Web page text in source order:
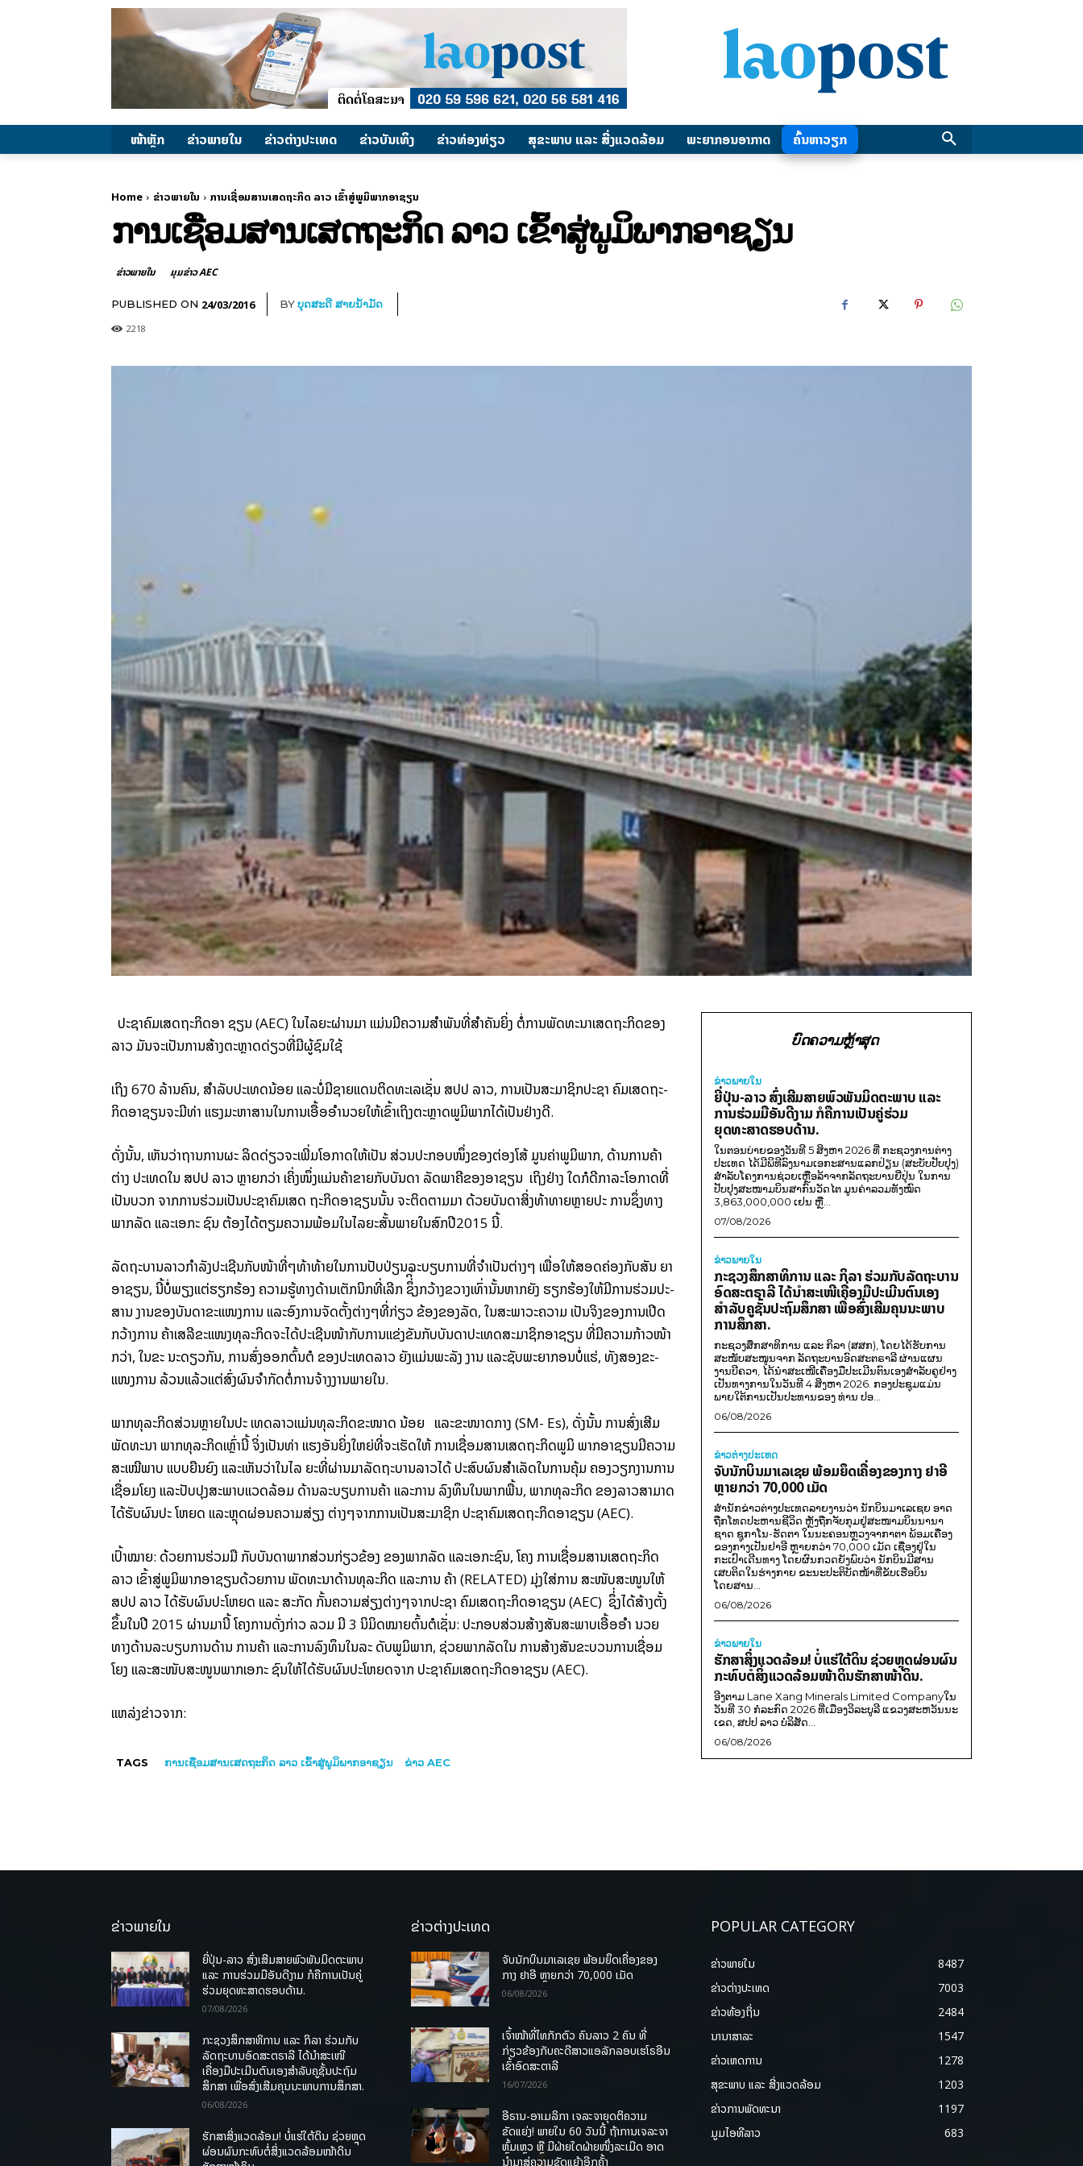
ໜ້າຫຼັກ ຂ່າວພາຍ​ໃນ ຂ່າວຕ່າງປະເທດ ​ຂ່າວບັນເທິງ ​ຂ່າວທ່ອງທ່ຽວ ສຸຂະພາບ ແລະ ສີ່ງແວດລ້ອມ ພະຍາກອນອາກາດ ຄົ້ນຫາວຽກ
Home ຂ່າວພາຍ​ໃນ ການເຊື່ອມສານເສດຖະກິດ ລາວ ເຂົ້າສູ່ພູມິພາກອາຊຽນ
ການເຊື່ອມສານເສດຖະກິດ ລາວ ເຂົ້າສູ່ພູມິພາກອາຊຽນ
ຂ່າວພາຍ​ໃນ ມຸມຂ່າວ AEC
PUBLISHED ON 24/03/2016 BYບຸດສະດີ ສາຍນ້ຳມັດ
2218
ປະ­ຊາ​ຄົມ​ເສດ­ຖະ­ກິດ​ອາ ຊຽນ (AEC) ໃນ​ໄລ­ຍະ​ຜ່ານ​ມາ ແມ່ນ​ມີ​ຄວາມ​ສຳ­ພັນ​ທີ່​ສຳ­ຄັນ​ຍິ່ງ ຕໍ່​ການ​ພັດ­ທະ­ນາ​ເສດ­ຖະ­ກິດ​ຂອງ
ລາວ ມັນ​ຈະ​ເປັນ​ການ​ສ້າງ​ຕະຫຼາດ​ດ່ຽວ​ທີ່​ມີ​ຜູ້​ຊົມ­ໃຊ້​
ເຖິງ 670 ລ້ານ​ຄົນ, ສຳ­ລັບ​ປະ­ເທດ​ນ້ອຍ ແລະບໍ່​ມີ​ຊາຍ​ແດນ​ຕິດ​ທະ­ເລ​ເຊັ່ນ ສປປ ລາວ, ການ​ເປັນ​ສະ­ມາ­ຊິກ​ປະ­ຊາ ຄົມ​ເສດ­ຖະ­
ກິດ​ອາ​ຊຽນ​ຈະ​ມີ​ທ່າ ແຮງ​ມະ­ຫາ­ສານ​ໃນ​ການ​ເອື້ອ​ອຳ­ນວຍ​ໃຫ້​ເຂົ້າ​ເຖິງ​ຕະ­ຫຼາດ​ພູ­ມິ​ພາກ​ໄດ້​ເປັນ​ຢ່າງ​ດີ.
ດັ່ງ­ນັ້ນ, ເຫັນ​ວ່າ​ຖານ​ການ​ຜະ ລິດ​ດ່ຽວ​ຈະ​ເພີ່ມ​ໂອ­ກາດ​ໃຫ້​ເປັນ ສ່ວນ​ປະ­ກອບ​ໜຶ່ງ​ຂອງ​ຕ່ອງ​ໂສ້ ມູນ​ຄ່າ​ພູ­ມິ​ພາກ, ດ້ານ​ການ​ຄ້າ​
ຕ່າງ ປະ­ເທດ​ໃນ ສປປ ລາວ ຫຼາຍ​ກວ່າ ເຄິ່ງ​ໜຶ່ງ​ແມ່ນ​ຄ້າ­ຂາຍ​ກັບ​ບັນ­ດາ ລັດ​ພາ­ຄີ​ຂອງ​ອາ​ຊຽນ ເຖິງ​ຢ່າງ ໃດ​ກໍ​ດີ­ກາ​ລະ​ໂອ­ກາດ​ທີ່​
ເປັນ​ບວກ ຈາກ​ການ​ຮ່ວມ​ເປັນ​ປະ­ຊາ​ຄົມ​ເສດ ຖະ​ກິດ​ອາ​ຊຽນ​ນັ້ນ ຈະ​ຕິດ­ຕາມ​ມາ ດ້ວຍ​ບັນ­ດາ​ສິ່ງ​ທ້າ​ທາຍ​ຫຼາຍ​ປະ ການ​ຊຶ່ງ​ທາງ​
ພາກ​ລັດ ແລະ​ເອ­ກະ ຊົນ ຕ້ອງ​ໄດ້​ຕຽມ​ຄວາມ​ພ້ອມ​ໃນ​ໄລ­ຍະ​ສັ້ນ​ພາຍ​ໃນ​ສົກ​ປີ2015 ນີ້.
ລັດ­ຖະ­ບານ​ລາວ​ກຳ­ລັງ​ປະເຊີນ​ກັບ​ໜ້າ­ທີ່ໆ​ທ້າ​ທ້າຍ​ໃນ​ການ​ປັບ​ປ່ຽນ​ລະ­ບຽບ​ການ​ທີ່​ຈຳ­ເປັນ​ຕ່າງໆ ເພື່ອ​ໃຫ້​ສອດ­ຄ່ອງ​ກັບ​ສັນ ຍາ​
ອາ​ຊຽນ, ນີ້​ບໍ່​ພຽງ​ແຕ່​ຮຽກ­ຮ້ອງ ຄວາມ​ຮູ້​ທາງ​ດ້ານ​ເຕັກ­ນິກ​ທີ່​ເລີກ ຊຶ່​ິ່ງ​ກວ້າງ­ຂວາງ​ເທົ່າ​ນັ້ນ​ຫາກ​ຍັງ ຮຽກ­ຮ້ອງ​ໃຫ້​ມີ​ການ​ຮ່ວມ​ປະ­
ສານ ງານ​ຂອງ​ບັນ­ດາ​ຂະ­ແໜງ­ການ ແລະ​ອົງ​ການ­ຈັດ­ຕັ້ງ​ຕ່າງໆ​ທີ່​ກ່ຽວ ຂ້ອງ​ຂອງ​ລັດ, ໃນ​ສະ­ພາ­ວະ​ຄວາມ ເປັນ​ຈິງ​ຂອງ​ການ​ເປີດ​
ກວ້າງ​ການ ຄ້າ​ເສລີ​ຂະ­ແໜງ​ທຸ­ລະ​ກິດ​ຈະ​ໄດ້​ປະ​ເຊີນ​ໜ້າ​ກັບ​ການ​ແຂ່ງ­ຂັນ​ກັບບັນ­ດາ​ປະ­ເທດ​ສະ­ມາ­ຊິກ​ອາ​ຊຽນ ທີ່​ມີ​ຄວາມ​ກ້າວ­ໜ້າ​
ກວ່າ, ໃນ​ຂະ ນະ​ດຽວ​ກັນ, ການ​ສົ່ງ​ອອກ​ຕົ້ນ­ຕໍ ຂອງ​ປະ­ເທດ​ລາວ ຍັງ​ແມ່ນ​ພະ­ລັງ ງານ ແລະ​ຊັບ­ພະ­ຍາ­ກອນ​ບໍ່​ແຮ່, ທັງ​ສອງ​ຂະ­
ແໜງ­ການ ລ້ວນ​ແລ້ວ­ແຕ່​ສົ່ງ​ຜົນ​ຈຳ­ກັດ​ຕໍ່​ການ​ຈ້າງ​ງານ​ພາຍ​ໃນ.
ພາກ​ທຸ­ລະ​ກິດ​ສ່ວນ​ຫຼາຍ​ໃນ​ປະ ເທດ​ລາວ​ແມ່ນ​ທຸ­ລະ​ກິດ​ຂະ­ໜາດ ນ້ອຍ ແລະ​ຂະ­ໜາດ​ກາງ (SM- Es), ດັ່ງ­ນັ້ນ ການ​ສົ່ງ­ເສີມ​
ພັດ​ທະນາ ພາກ​ທຸ­ລະ​ກິດ​ເຫຼົ່າ​ນີ້ ຈິ່ງ​ເປັນ​ທ່າ ແຮງ​ອັນ​ຍິ່ງ​ໃຫຍ່​ທີ່​ຈະ​ເຮັດ​ໃຫ້ ການ​ເຊື່ອມ​ສານ​ເສດ­ຖະ­ກິດ​ພູ­ມິ ພາກ​ອາ​ຊຽນ​ມີ​ຄວາມ​
ສະ­ເໝີ­ພາບ ແບບ​ຍືນ​ຍົງ ແລະ​ເຫັນ​ວ່າ​ໃນ​ໄລ ຍະ​ທີ່​ຜ່ານ​ມາ​ລັດ­ຖະ­ບານ​ລາວ​ໄດ້ ປະ­ສົບ​ຜົນ­ສຳ­ເລັດ​ໃນ​ການ​ຄຸ້ມ ຄອງ​ວຽກ​ງານ​ການ​
ເຊື່ອມ​ໂຍງ ແລະ​ປັບ­ປຸງ​ສະ­ພາບ​ແວດ​ລ້ອມ ດ້ານ​ລະ­ບຽບ​ການ​ຄ້າ ແລະ​ການ ລົງ­ທຶນ​ໃນ​ພາກ​ພື້ນ, ພາກ​ທຸ­ລະ​ກິດ ຂອງ​ລາວ​ສາ­ມາດ​
ໄດ້​ຮັບ​ຜົນ​ປະ ໂຫຍດ ແລະ​ຫຼຸດ­ຜ່ອນ​ຄວາມ​ສ່ຽງ ຕ່າງໆ​ຈາກ​ການ​ເປັນ​ສະ­ມາ­ຊິກ ປະ­ຊາ​ຄົມ​ເສດ­ຖະ­ກິດ​ອາ​ຊຽນ (AEC).
ເປົ້າ​ໝາຍ: ດ້ວຍ​ການ​ຮ່ວມ​ມື ກັບ​ບັນ­ດາ​ພາກ­ສ່ວນ​ກ່ຽວ­ຂ້ອງ ຂອງ​ພາກ​ລັດ ແລະ​ເອ­ກະ​ຊົນ, ໂຄງ ການ​ເຊື່ອມ​ສານ​ເສດ­ຖະ­ກິດ​
ລາວ ເຂົ້າ​ສູ່​ພູ­ມິ​ພາກ​ອາ​ຊຽນ​ດ້ວຍ​ການ ພັດ­ທະ­ນາ​ດ້ານ​ທຸ­ລະ​ກິດ ແລະ​ການ ຄ້າ (RELATED) ມຸ່ງ​ໃສ່​ການ ສະ­ໜັບ­ສະ­ໜູນ​ໃຫ້
ສປປ ລາວ ໄດ້ຮັບ​ຜົນ​ປະ­ໂຫຍດ ແລະ ສະ­ກັດ ກັ້ນ​ຄວາມ​ສ່ຽງ​ຕ່າງໆ​ຈາກ​ປະ­ຊາ ຄົມ​ເສດ­ຖະ­ກິດ​ອາ​ຊຽນ (AEC) ຊຶ່່ງ​ໄດ້​ສ້າງ­ຕັ້ງ​
ຂຶ້ນ​ໃນ​ປີ 2015 ຜ່ານ​ມາ​ນີ້ ໂຄງ­ການ​ດັ່ງ­ກ່າວ ລວມ ມີ 3 ນິ­ມິດ​ໝາຍ​ຕົ້ນ­ຕໍ​ເຊັ່ນ: ປະ­ກອບສ່ວນ​ສ້າງ­ສັນ​ສະ­ພາບ​ເອື້ອ​ອຳ ນວຍ​
ທາງ​ດ້ານ​ລະ­ບຽບ​ການ​ດ້ານ ການ​ຄ້າ ແລະ​ການ​ລົງ­ທຶນ​ໃນ​ລະ ດັບ​ພູ­ມິ​ພາກ, ຊ່ວຍ​ພາກ​ລັດ​ໃນ ການ​ສ້າງ­ສັນ​ຂະ​ບວນ​ການ​ເຊື່ອມ
ໂຍງ ແລະ​ສະ­ໜັບ­ສະ­ໜູນ​ພາກ​ເອ­ກະ ຊົນ​ໃຫ້​ໄດ້​ຮັບ​ຜົນ​ປະ­ໂຫຍດ​ຈາກ ປະ­ຊາ​ຄົມ​ເສດ­ຖະ­ກິດ​ອາ​ຊຽນ (AEC).
ແຫລ່ງຂ່າວຈາກ:
TAGS ການເຊື່ອມສານເສດຖະກິດ ລາວ ເຂົ້າສູ່ພູມິພາກອາຊຽນ ຂ່າວ AEC
ບົດຄວາມຫຼ້າສຸດ
ຂ່າວພາຍ​ໃນ
ຍີ່ປຸ່ນ-ລາວ ສົ່ງເສີມສາຍພົວພັນມິດຕະພາບ ແລະ
ການຮ່ວມມືອັນດີງາມ ກໍຄືການເປັນຄູ່ຮ່ວມ
ຍຸດທະສາດຮອບດ້ານ.
ໃນຕອນບ່າຍຂອງວັນທີ 5 ສິງຫາ 2026 ທີ່ ກະຊວງການຕ່າງ
ປະເທດ ໄດ້ມີພິທີລົງນາມເອກະສານແລກປ່ຽນ (ສະບັບປັບປຸງ)
ສໍາລັບໂຄງການຊ່ວຍເຫຼືອລ້າຈາກລັດຖະບານຍີ່ປຸ່ນ ໃນການ
ປັບປຸງສະໜາມບິນສາກົນວັດໄຕ ມູນຄ່າລວມທັງໝົດ
3,863,000,000 ເຢນ ຫຼື...
07/08/2026
ຂ່າວພາຍ​ໃນ
ກະຊວງສຶກສາທິການ ແລະ ກິລາ ຮ່ວມກັບລັດຖະບານ
ອົດສະຕຣາລີ ໄດ້ນຳສະເໜີເຄື່ອງມືປະເມີນຕົນເອງ
ສຳລັບຄູຊັ້ນປະຖົມສຶກສາ ເພື່ອສົ່ງເສີມຄຸນນະພາບ
ການສຶກສາ.
ກະຊວງສຶກສາທິການ ແລະ ກິລາ (ສສກ), ໂດຍໄດ້ຮັບການ
ສະໜັບສະໜູນຈາກ ລັດຖະບານອົດສະຕຣາລີ ຜ່ານແຜນ
ງານບີຄວາ, ໄດ້ນຳສະເໜີເຄື່ອງມືປະເມີນຕົນເອງສຳລັບຄູຢ່າງ
ເປັນທາງການໃນວັນທີ 4 ສິງຫາ 2026. ກອງປະຊຸມແມ່ນ
ພາຍໃຕ້ການເປັນປະທານຂອງ ທ່ານ ປອ...
06/08/2026
ຂ່າວຕ່າງປະເທດ
ຈັບນັກບິນມາເລເຊຍ ພ້ອມຍຶດເຄື່ອງຂອງກາງ ຢາອີ
ຫຼາຍກວ່າ 70,000 ເມັດ
ສຳນັກຂ່າວຕ່າງປະເທດລາຍງານວ່າ ນັກບິນມາເລເຊຍ ອາດ
ຖືກໂທດປະຫານຊີວິດ ຫຼັງຖືກຈັບກຸມຢູ່ສະໜາມບິນນານາ
ຊາດ ຊູກາໂນ-ຮັດຕາ ໃນນະຄອນຫຼວງຈາກາຕາ ພ້ອມເຄື່ອງ
ຂອງກາງເປັນຢາອີ ຫຼາຍກວ່າ 70,000 ເມັດ ເຊື່ອງຢູ່ໃນ
ກະເປົາເດີນທາງ ໂດຍຜົນກວດຍັງພົບວ່າ ນັກບິນມີສານ
ເສບຕິດໃນຮ່າງກາຍ ຂະນະປະຕິບັດໜ້າທີ່ຂັບເຮືອບິນ
ໂດຍສານ...
06/08/2026
ຂ່າວພາຍ​ໃນ
ຮັກສາສິ່ງແວດລ້ອມ! ບໍ່ແຮ່ໃຕ້ດິນ ຊ່ວຍຫຼຸດຜ່ອນຜົນ
ກະທົບຕໍ່ສິ່ງແວດລ້ອມໜ້າດິນຮັກສາໜ້າດິນ.
ອີງຕາມ Lane Xang Minerals Limited Companyໃນ
ວັນທີ 30 ກໍລະກົດ 2026 ທີ່ເມືອງວິລະບູລີ ແຂວງສະຫວັນນະ
ເຂດ, ສປປ ລາວ ບໍລິສັດ...
06/08/2026
ຂ່າວພາຍໃນ
ຍີ່ປຸ່ນ-ລາວ ສົ່ງເສີມສາຍພົວພັນມິດຕະພາບ
ແລະ ການຮ່ວມມືອັນດີງາມ ກໍຄືການເປັນຄູ່
ຮ່ວມຍຸດທະສາດຮອບດ້ານ.
07/08/2026
ກະຊວງສຶກສາທິການ ແລະ ກິລາ ຮ່ວມກັບ
ລັດຖະບານອົດສະຕຣາລີ ໄດ້ນຳສະເໜີ
ເຄື່ອງມືປະເມີນຕົນເອງສຳລັບຄູຊັ້ນປະຖົມ
ສຶກສາ ເພື່ອສົ່ງເສີມຄຸນນະພາບການສຶກສາ.
06/08/2026
ຮັກສາສິ່ງແວດລ້ອມ! ບໍ່ແຮ່ໃຕ້ດິນ ຊ່ວຍຫຼຸດ
ຜ່ອນຜົນກະທົບຕໍ່ສິ່ງແວດລ້ອມໜ້າດິນ
ຂ່າວຕ່າງປະເທດ
ຈັບນັກບິນມາເລເຊຍ ພ້ອມຍຶດເຄື່ອງຂອງ
ກາງ ຢາອີ ຫຼາຍກວ່າ 70,000 ເມັດ
06/08/2026
ເຈົ້າໜ້າທີ່ໄທກັກຕົວ ຄົນລາວ 2 ຄົນ ທີ່
ກ່ຽວຂ້ອງກັບຄະດີສາວແອລັກລອບເຮໂຣອີນ
ເຂົ້າອົດສະຕາລີ
16/07/2026
ອີຣານ-ອາເມລິກາ ເຈລະຈາຍຸດຕິຄວາມ
ຂັດແຍ່ງ! ພາຍໃນ 60 ວັນນີ້ ຖ້າການເຈລະຈາ
ຫຼົ້ມເຫຼວ ຫຼື ມີຝ່າຍໃດຝ່າຍໜຶ່ງລະເມີດ ອາດ
ນໍາມາສູ່ຄວາມຂັດແຍ້ງອີກຄັ້ງ
POPULAR CATEGORY
ຂ່າວພາຍ​ໃນ
8487
ຂ່າວຕ່າງປະເທດ
7003
ຂ່າວທ້ອງຖິ່ນ
2484
ນານາສາລະ
1547
ຂ່າວເຫດການ
1278
ສຸຂະພາບ ແລະ ສີ່ງແວດລ້ອມ
1203
ຂ່າວການພັດທະນາ
1197
ມູມໄອທີລາວ
683